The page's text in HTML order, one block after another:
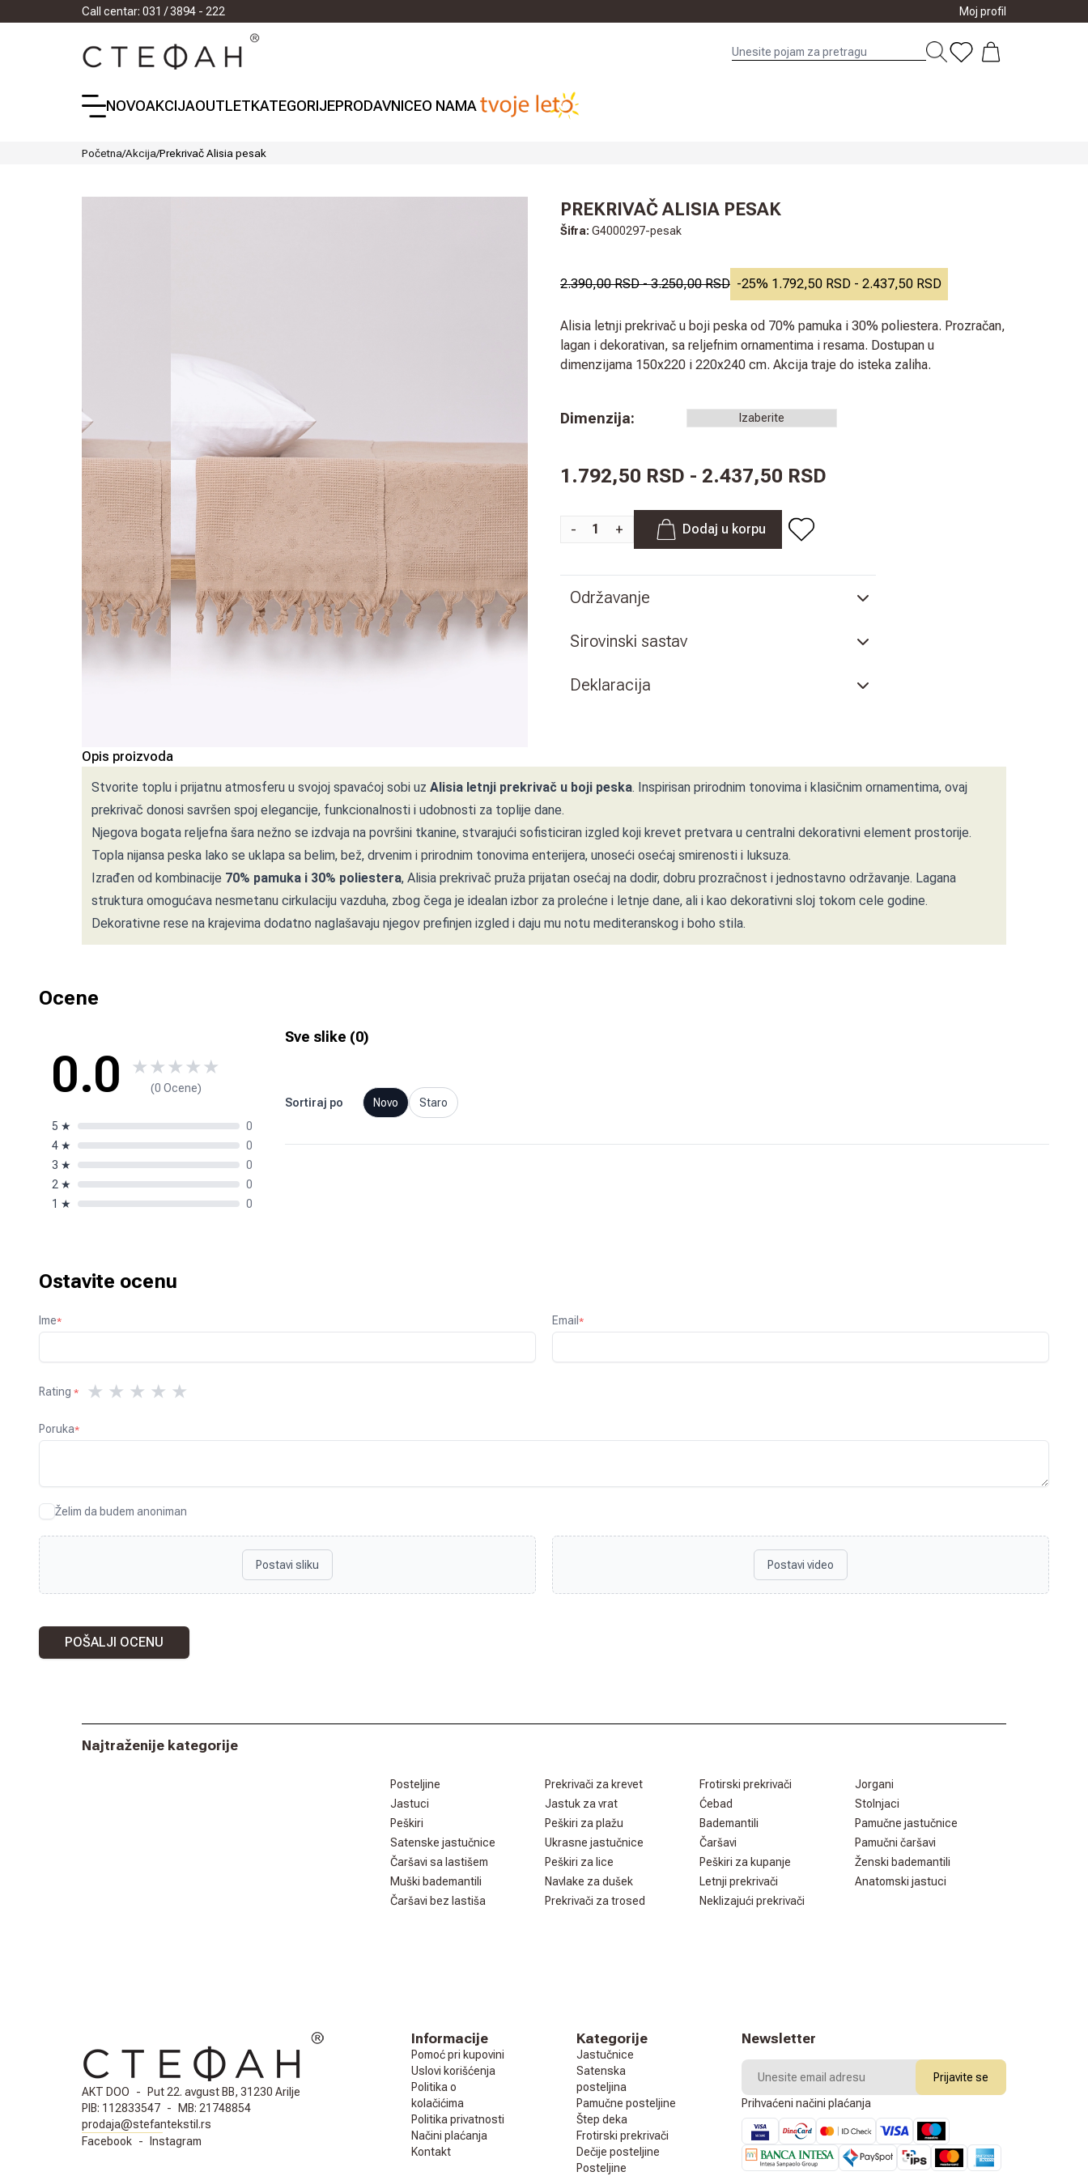
Call centar: 031 / 3894 - 222 Moj profil
NOVOAKCIJAOUTLETKATEGORIJEPRODAVNICEO NAMA
Početna/Akcija/Prekrivač Alisia pesak
PREKRIVAČ ALISIA PESAK
Šifra: G4000297-pesak
2.390,00 RSD- 3.250,00 RSD -25% 1.792,50 RSD- 2.437,50 RSD
Alisia letnji prekrivač u boji peska od 70% pamuka i 30% poliestera. Prozračan,
lagan i dekorativan, sa reljefnim ornamentima i resama. Dostupan u
dimenzijama 150x220 i 220x240 cm. Akcija traje do isteka zaliha.
Dimenzija:
1.792,50 RSD - 2.437,50 RSD
- + Dodaj u korpu
Održavanje
Sirovinski sastav
Deklaracija
Opis proizvoda
Stvorite toplu i prijatnu atmosferu u svojoj spavaćoj sobi uz Alisia letnji prekrivač u boji peska. Inspirisan prirodnim tonovima i klasičnim ornamentima, ovaj
prekrivač donosi savršen spoj elegancije, funkcionalnosti i udobnosti za toplije dane.
Njegova bogata reljefna šara nežno se izdvaja na površini tkanine, stvarajući sofisticiran izgled koji krevet pretvara u centralni dekorativni element prostorije.
Topla nijansa peska lako se uklapa sa belim, bež, drvenim i prirodnim tonovima enterijera, unoseći osećaj smirenosti i luksuza.
Izrađen od kombinacije 70% pamuka i 30% poliestera, Alisia prekrivač pruža prijatan osećaj na dodir, dobru prozračnost i jednostavno održavanje. Lagana
struktura omogućava nesmetanu cirkulaciju vazduha, zbog čega je idealan izbor za prolećne i letnje dane, ali i kao dekorativni sloj tokom cele godine.
Dekorativne rese na krajevima dodatno naglašavaju njegov prefinjen izgled i daju mu notu mediteranskog i boho stila.
Ocene
0.0 ★★★★★
(0 Ocene)
5 ★
0
4 ★
0
3 ★
0
2 ★
0
1 ★ 0
Sve slike (0)
Sortiraj po Novo Staro
Ostavite ocenu
Ime* Email *
Rating * ★ ★ ★ ★ ★
Poruka*
Želim da budem anoniman
Postavi sliku Postavi video
POŠALJI OCENU
Najtraženije kategorije
Posteljine Prekrivači za krevet Frotirski prekrivači
Jorgani
Jastuci
Jastuk za vrat Ćebad
Stolnjaci
Peškiri
Peškiri za plažu Bademantili
Pamučne jastučnice
Satenske jastučnice
Ukrasne jastučnice Čaršavi
Pamučni čaršavi
Čaršavi sa lastišem
Peškiri za lice Peškiri za kupanje
Ženski bademantili
Muški bademantili
Navlake za dušek Letnji prekrivači
Anatomski jastuci
Čaršavi bez lastiša
Prekrivači za trosed Neklizajući prekrivači
AKT DOO -
Put 22. avgust BB, 31230 Arilje
PIB: 112833547 - MB: 21748854
prodaja@stefantekstil.rs
Facebook - Instagram
Informacije
Pomoć pri kupovini
Uslovi korišćenja
Politika o
kolačićima
Politika privatnosti
Načini plaćanja
Kontakt
Kategorije
Jastučnice
Satenska
posteljina
Pamučne posteljine
Štep deka
Frotirski prekrivači
Dečije posteljine
Posteljine
Newsletter
Prijavite se
Prihvaćeni načini plaćanja